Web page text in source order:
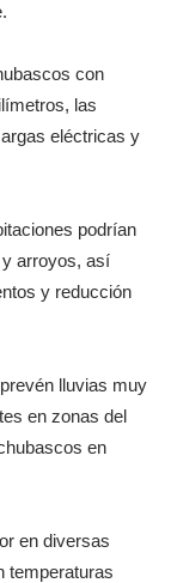
con
las
eléctricas y
podrían
arroyos, así
y reducción
lluvias muy
en zonas del
en
en diversas
temperaturas